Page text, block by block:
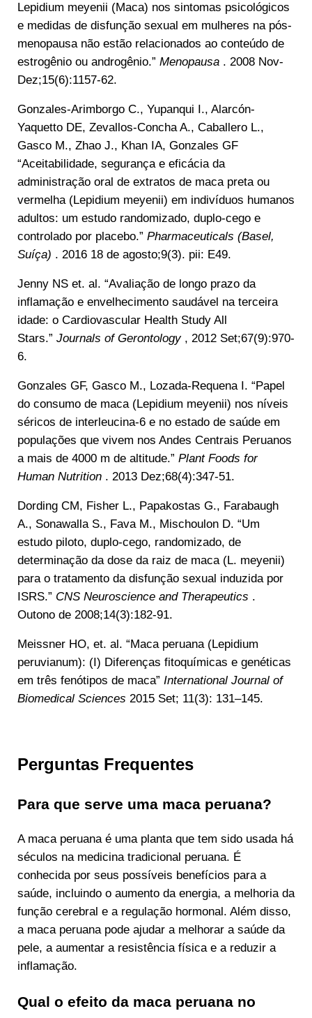
Lepidium meyenii (Maca) nos sintomas psicológicos
e medidas de disfunção sexual em mulheres na pós-
menopausa não estão relacionados ao conteúdo de
estrogênio ou androgênio.” Menopausa. 2008 Nov-
Dez;15(6):1157-62.
Gonzales-Arimborgo C., Yupanqui I., Alarcón-
Yaquetto DE, Zevallos-Concha A., Caballero L.,
Gasco M., Zhao J., Khan IA, Gonzales GF
“Aceitabilidade, segurança e eficácia da
administração oral de extratos de maca preta ou
vermelha (Lepidium meyenii) em indivíduos humanos
adultos: um estudo randomizado, duplo-cego e
controlado por placebo.” Pharmaceuticals (Basel,
Suíça) . 2016 18 de agosto;9(3). pii: E49.
Jenny NS et. al. “Avaliação de longo prazo da
inflamação e envelhecimento saudável na terceira
idade: o Cardiovascular Health Study All
Stars.” Journals of Gerontology, 2012 Set;67(9):970-
6.
Gonzales GF, Gasco M., Lozada-Requena I. “Papel
do consumo de maca (Lepidium meyenii) nos níveis
séricos de interleucina-6 e no estado de saúde em
populações que vivem nos Andes Centrais Peruanos
a mais de 4000 m de altitude.” Plant Foods for
Human Nutrition. 2013 Dez;68(4):347-51.
Dording CM, Fisher L., Papakostas G., Farabaugh
A., Sonawalla S., Fava M., Mischoulon D. “Um
estudo piloto, duplo-cego, randomizado, de
determinação da dose da raiz de maca (L. meyenii)
para o tratamento da disfunção sexual induzida por
ISRS.” CNS Neuroscience and Therapeutics .
Outono de 2008;14(3):182-91.
Meissner HO, et. al. “Maca peruana (Lepidium
peruvianum): (I) Diferenças fitoquímicas e genéticas
em três fenótipos de maca” International Journal of
Biomedical Sciences 2015 Set; 11(3): 131–145.
Perguntas Frequentes
Para que serve uma maca peruana?
A maca peruana é uma planta que tem sido usada há
séculos na medicina tradicional peruana. É
conhecida por seus possíveis benefícios para a
saúde, incluindo o aumento da energia, a melhoria da
função cerebral e a regulação hormonal. Além disso,
a maca peruana pode ajudar a melhorar a saúde da
pele, a aumentar a resistência física e a reduzir a
inflamação.
Qual o efeito da maca peruana no